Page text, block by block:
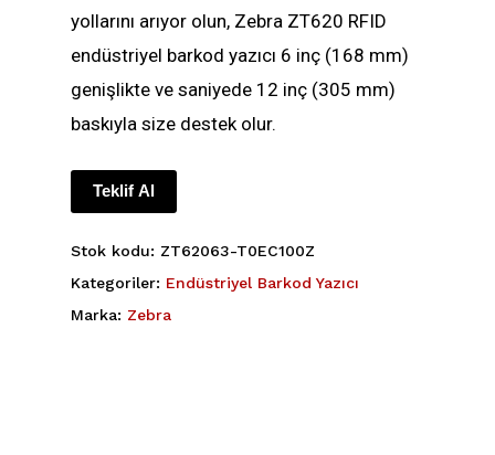
yollarını arıyor olun, Zebra ZT620 RFID
endüstriyel barkod yazıcı 6 inç (168 mm)
genişlikte ve saniyede 12 inç (305 mm)
baskıyla size destek olur.
Teklif Al
Stok kodu: ZT62063-T0EC100Z
Kategoriler: Endüstriyel Barkod Yazıcı
Marka: Zebra